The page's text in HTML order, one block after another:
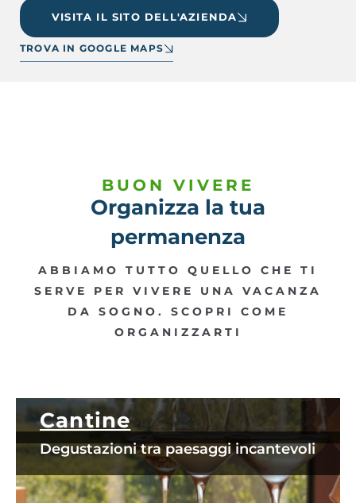
VISITA IL SITO DELL'AZIENDA
TROVA IN GOOGLE MAPS
BUON VIVERE
Organizza la tua
permanenza
ABBIAMO TUTTO QUELLO CHE TI
SERVE PER VIVERE UNA VACANZA
DA SOGNO. SCOPRI COME
ORGANIZZARTI
Cantine
Degustazioni tra paesaggi incantevoli